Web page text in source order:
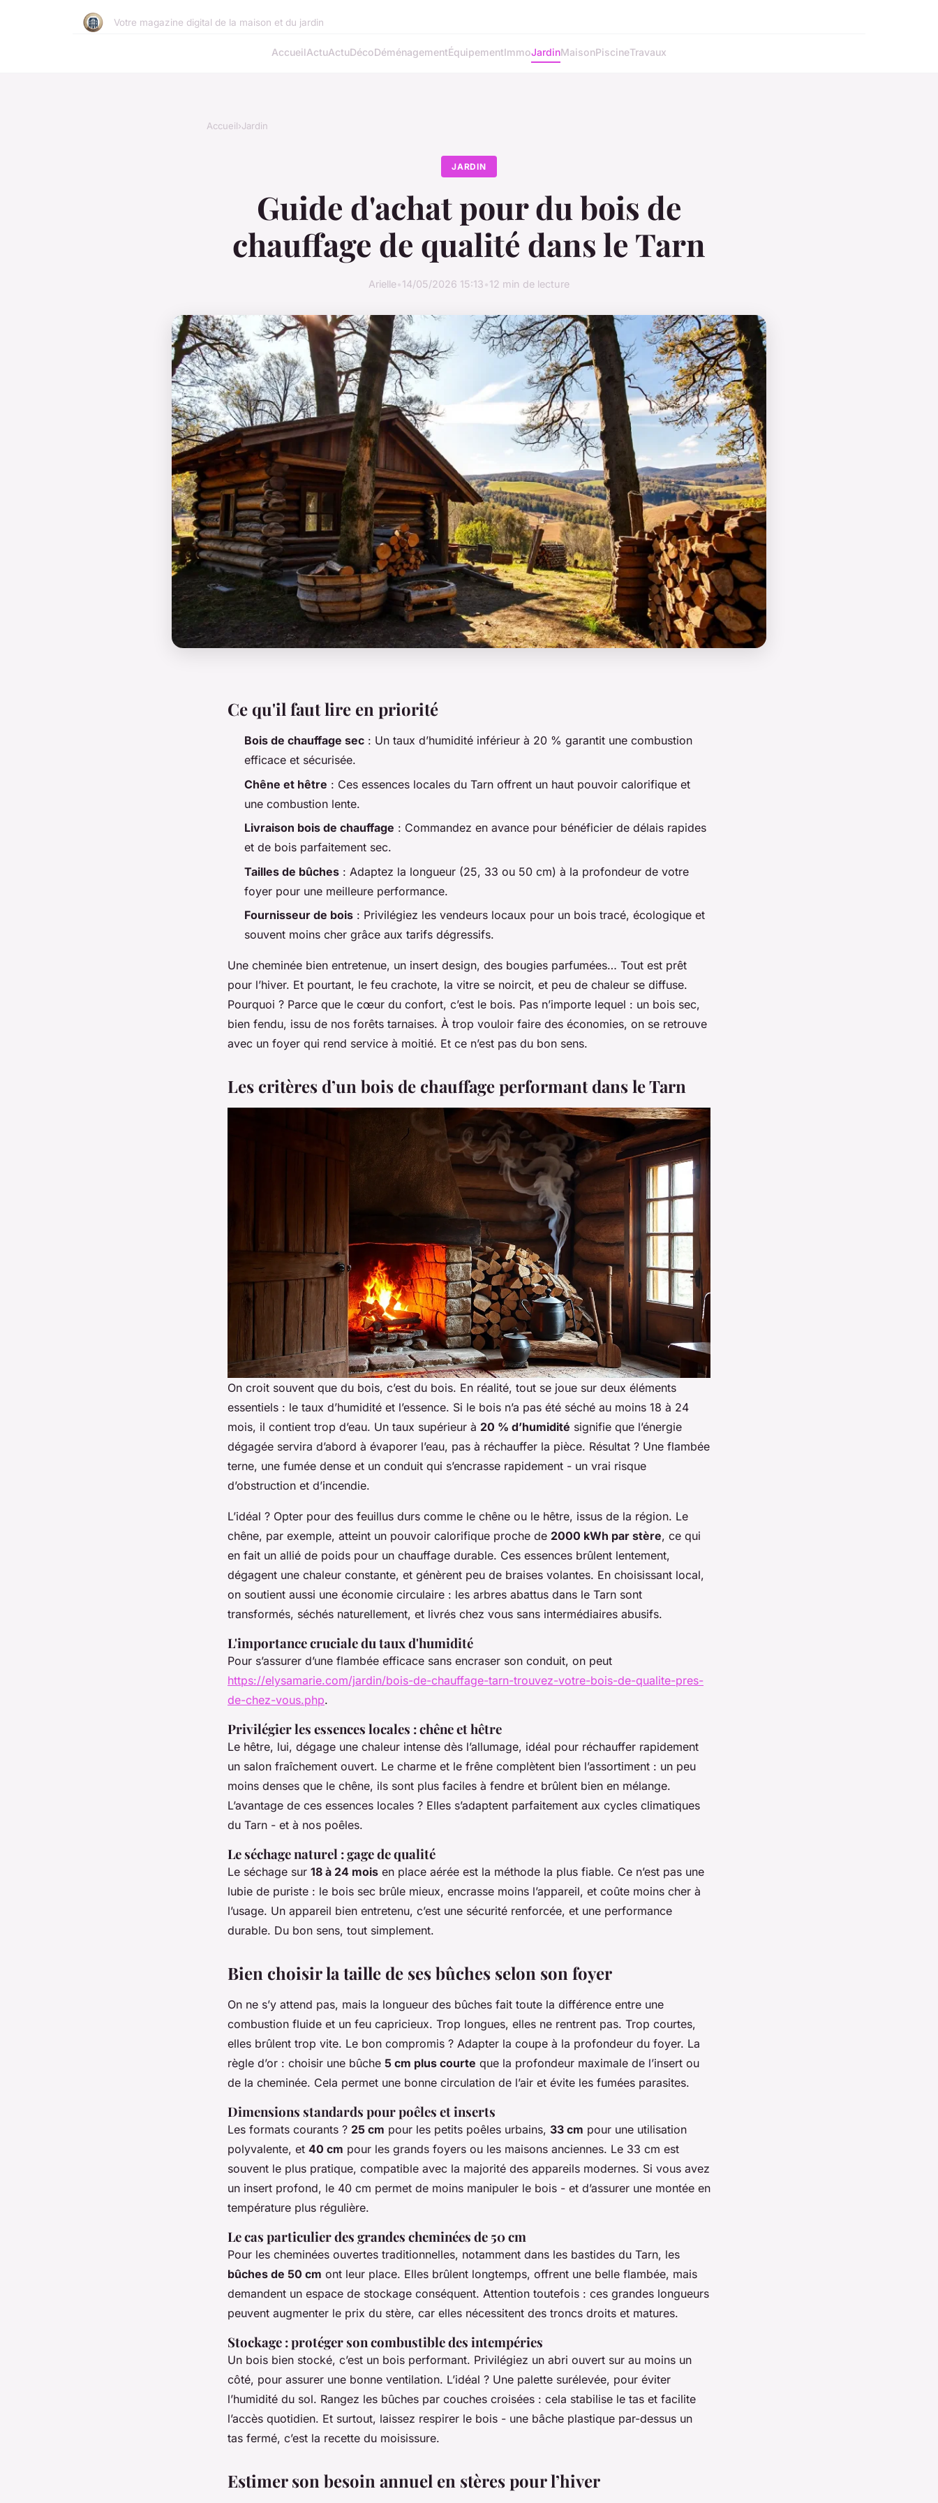
Votre magazine digital de la maison et du jardin
AccueilActuActuDécoDéménagementÉquipementImmoJardinMaisonPiscineTravaux
Accueil›Jardin
JARDIN
Guide d'achat pour du bois de
chauffage de qualité dans le Tarn
Arielle•14/05/2026 15:13•12 min de lecture
Ce qu'il faut lire en priorité
Bois de chauffage sec : Un taux d’humidité inférieur à 20 % garantit une combustion
efficace et sécurisée.
Chêne et hêtre : Ces essences locales du Tarn offrent un haut pouvoir calorifique et
une combustion lente.
Livraison bois de chauffage : Commandez en avance pour bénéficier de délais rapides
et de bois parfaitement sec.
Tailles de bûches : Adaptez la longueur (25, 33 ou 50 cm) à la profondeur de votre
foyer pour une meilleure performance.
Fournisseur de bois : Privilégiez les vendeurs locaux pour un bois tracé, écologique et
souvent moins cher grâce aux tarifs dégressifs.
Une cheminée bien entretenue, un insert design, des bougies parfumées… Tout est prêt
pour l’hiver. Et pourtant, le feu crachote, la vitre se noircit, et peu de chaleur se diffuse.
Pourquoi ? Parce que le cœur du confort, c’est le bois. Pas n’importe lequel : un bois sec,
bien fendu, issu de nos forêts tarnaises. À trop vouloir faire des économies, on se retrouve
avec un foyer qui rend service à moitié. Et ce n’est pas du bon sens.
Les critères d’un bois de chauffage performant dans le Tarn
On croit souvent que du bois, c’est du bois. En réalité, tout se joue sur deux éléments
essentiels : le taux d’humidité et l’essence. Si le bois n’a pas été séché au moins 18 à 24
mois, il contient trop d’eau. Un taux supérieur à 20 % d’humidité signifie que l’énergie
dégagée servira d’abord à évaporer l’eau, pas à réchauffer la pièce. Résultat ? Une flambée
terne, une fumée dense et un conduit qui s’encrasse rapidement - un vrai risque
d’obstruction et d’incendie.
L’idéal ? Opter pour des feuillus durs comme le chêne ou le hêtre, issus de la région. Le
chêne, par exemple, atteint un pouvoir calorifique proche de 2000 kWh par stère, ce qui
en fait un allié de poids pour un chauffage durable. Ces essences brûlent lentement,
dégagent une chaleur constante, et génèrent peu de braises volantes. En choisissant local,
on soutient aussi une économie circulaire : les arbres abattus dans le Tarn sont
transformés, séchés naturellement, et livrés chez vous sans intermédiaires abusifs.
L'importance cruciale du taux d'humidité
Pour s’assurer d’une flambée efficace sans encraser son conduit, on peut
https://elysamarie.com/jardin/bois-de-chauffage-tarn-trouvez-votre-bois-de-qualite-pres-
de-chez-vous.php.
Privilégier les essences locales : chêne et hêtre
Le hêtre, lui, dégage une chaleur intense dès l’allumage, idéal pour réchauffer rapidement
un salon fraîchement ouvert. Le charme et le frêne complètent bien l’assortiment : un peu
moins denses que le chêne, ils sont plus faciles à fendre et brûlent bien en mélange.
L’avantage de ces essences locales ? Elles s’adaptent parfaitement aux cycles climatiques
du Tarn - et à nos poêles.
Le séchage naturel : gage de qualité
Le séchage sur 18 à 24 mois en place aérée est la méthode la plus fiable. Ce n’est pas une
lubie de puriste : le bois sec brûle mieux, encrasse moins l’appareil, et coûte moins cher à
l’usage. Un appareil bien entretenu, c’est une sécurité renforcée, et une performance
durable. Du bon sens, tout simplement.
Bien choisir la taille de ses bûches selon son foyer
On ne s’y attend pas, mais la longueur des bûches fait toute la différence entre une
combustion fluide et un feu capricieux. Trop longues, elles ne rentrent pas. Trop courtes,
elles brûlent trop vite. Le bon compromis ? Adapter la coupe à la profondeur du foyer. La
règle d’or : choisir une bûche 5 cm plus courte que la profondeur maximale de l’insert ou
de la cheminée. Cela permet une bonne circulation de l’air et évite les fumées parasites.
Dimensions standards pour poêles et inserts
Les formats courants ? 25 cm pour les petits poêles urbains, 33 cm pour une utilisation
polyvalente, et 40 cm pour les grands foyers ou les maisons anciennes. Le 33 cm est
souvent le plus pratique, compatible avec la majorité des appareils modernes. Si vous avez
un insert profond, le 40 cm permet de moins manipuler le bois - et d’assurer une montée en
température plus régulière.
Le cas particulier des grandes cheminées de 50 cm
Pour les cheminées ouvertes traditionnelles, notamment dans les bastides du Tarn, les
bûches de 50 cm ont leur place. Elles brûlent longtemps, offrent une belle flambée, mais
demandent un espace de stockage conséquent. Attention toutefois : ces grandes longueurs
peuvent augmenter le prix du stère, car elles nécessitent des troncs droits et matures.
Stockage : protéger son combustible des intempéries
Un bois bien stocké, c’est un bois performant. Privilégiez un abri ouvert sur au moins un
côté, pour assurer une bonne ventilation. L’idéal ? Une palette surélevée, pour éviter
l’humidité du sol. Rangez les bûches par couches croisées : cela stabilise le tas et facilite
l’accès quotidien. Et surtout, laissez respirer le bois - une bâche plastique par-dessus un
tas fermé, c’est la recette du moisissure.
Estimer son besoin annuel en stères pour l’hiver